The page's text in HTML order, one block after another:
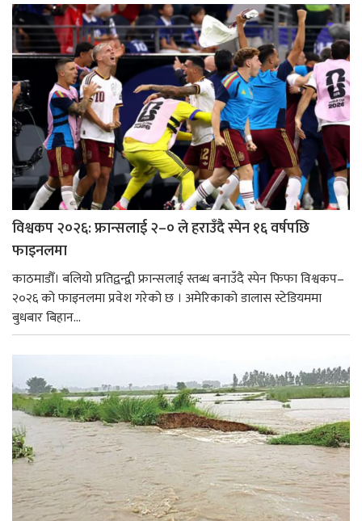
विश्वकप २०२६: फ्रान्सलाई २–० ले हराउँदै स्पेन १६ वर्षपछि
फाइनलमा
काठमाडौँ। बलियो प्रतिद्वन्द्वी फ्रान्सलाई स्तब्ध बनाउँदै स्पेन फिफा विश्वकप–
२०२६ को फाइनलमा प्रवेश गरेको छ । अमेरिकाको डालास स्टेडियममा
बुधबार बिहान...